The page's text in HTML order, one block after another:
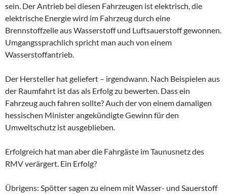
sein. Der Antrieb bei diesen Fahrzeugen ist elektrisch, die
elektrische Energie wird im Fahrzeug durch eine
Brennstoffzelle aus Wasserstoff und Luftsauerstoff gewonnen.
Umgangssprachlich spricht man auch von einem
Wasserstoffantrieb.
Der Hersteller hat geliefert – irgendwann. Nach Beispielen aus
der Raumfahrt ist das als Erfolg zu bewerten. Dass ein
Fahrzeug auch fahren sollte? Auch der von einem damaligen
hessischen Minister angekündigte Gewinn für den
Umweltschutz ist ausgeblieben.
Erfolgreich hat man aber die Fahrgäste im Taunusnetz des
RMV verärgert. Ein Erfolg?
Übrigens: Spötter sagen zu einem mit Wasser- und Sauerstoff